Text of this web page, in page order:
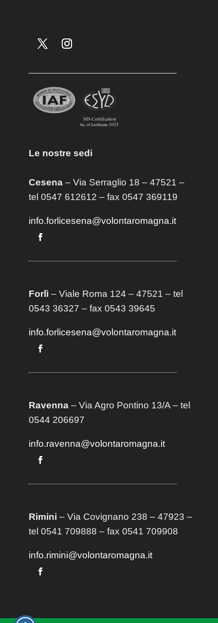
Le nostre sedi
Cesena– Via Serraglio 18 – 47521 –
tel 0547 612612 – fax 0547 369119
info.forlicesena@volontaromagna.it
Forlì – Viale Roma 124 – 47521 – tel
0543 36327 – fax 0543 39645
info.forlicesena@volontaromagna.it
Ravenna– Via Agro Pontino 13/A– tel
0544 206697
info.ravenna@volontaromagna.it
Rimini – Via Covignano 238 – 47923 –
tel 0541 709888 – fax 0541 709908
info.rimini@volontaromagna.it